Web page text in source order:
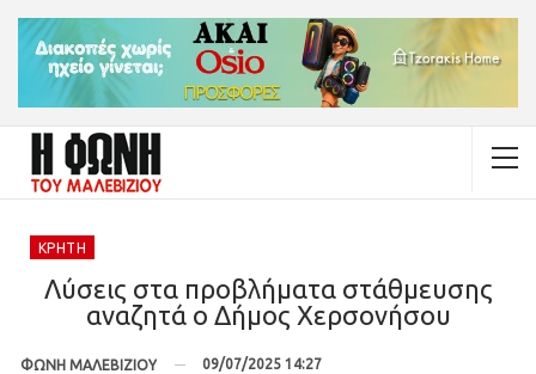
ΚΡΉΤΗ
Λύσεις στα προβλήματα στάθμευσης
αναζητά ο Δήμος Χερσονήσου
ΦΩΝΗ ΜΑΛΕΒΙΖΙΟΥ 09/07/2025 14:27